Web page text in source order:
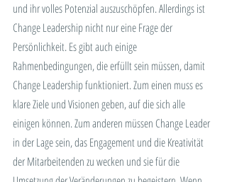
und ihr volles Potenzial auszuschöpfen. Allerdings ist
Change Leadership nicht nur eine Frage der
Persönlichkeit. Es gibt auch einige
Rahmenbedingungen, die erfüllt sein müssen, damit
Change Leadership funktioniert. Zum einen muss es
klare Ziele und Visionen geben, auf die sich alle
einigen können. Zum anderen müssen Change Leader
in der Lage sein, das Engagement und die Kreativität
der Mitarbeitenden zu wecken und sie für die